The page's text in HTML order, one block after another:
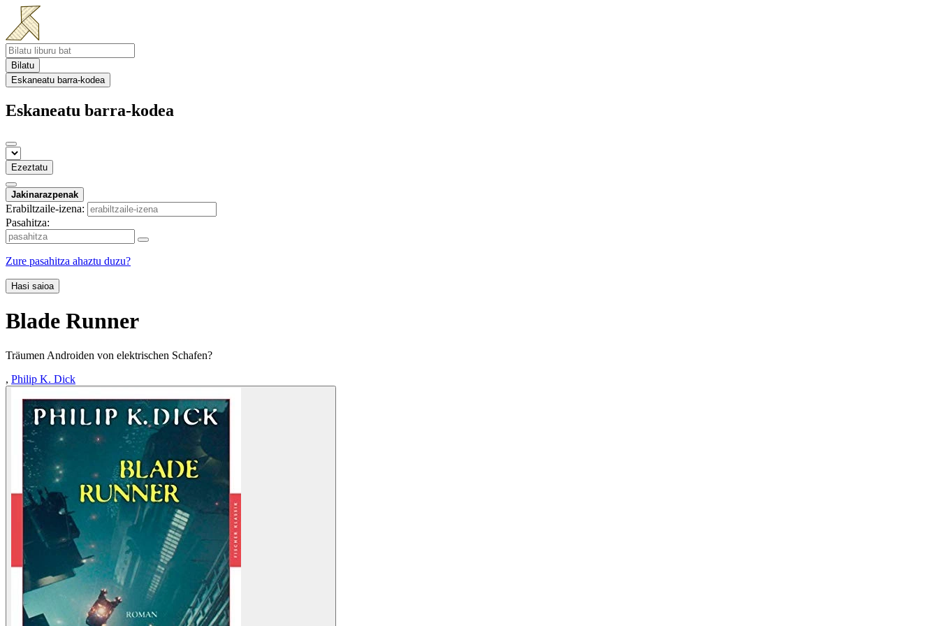
Bilatu
Eskaneatu barra-kodea
Eskaneatu barra-kodea
Ezeztatu
Jakinarazpenak
Erabiltzaile-izena:
Pasahitza:
Zure pasahitza ahaztu duzu?
Hasi saioa
Blade Runner
Träumen Androiden von elektrischen Schafen?
, Philip K. Dick